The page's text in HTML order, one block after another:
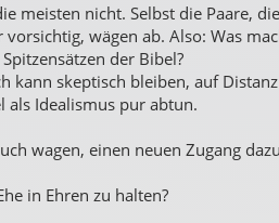
meisten nicht. Selbst die Paare,
vorsichtig, wägen ab. Also: Was
der Bibel?
kann skeptisch bleiben, auf
als Idealismus pur abtun.
wagen, einen neuen Zugang
in Ehren zu halten?